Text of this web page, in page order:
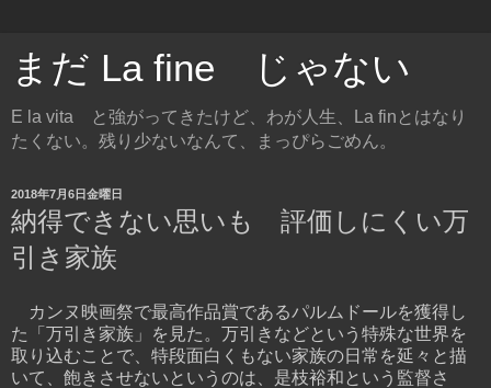
まだ La fine じゃない
E la vita と強がってきたけど、わが人生、La finとはなり
たくない。残り少ないなんて、まっぴらごめん。
2018年7月6日金曜日
納得できない思いも 評価しにくい万
引き家族
カンヌ映画祭で最高作品賞であるパルムドールを獲得し
た「万引き家族」を見た。万引きなどという特殊な世界を
取り込むことで、特段面白くもない家族の日常を延々と描
いて、飽きさせないというのは、是枝裕和という監督さ